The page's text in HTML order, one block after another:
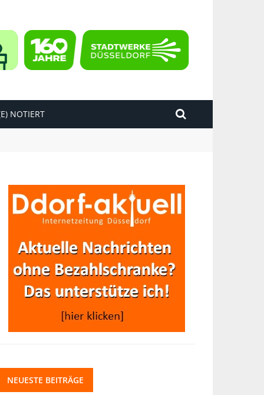
NOTIERT
NEUESTE BEITRÄGE